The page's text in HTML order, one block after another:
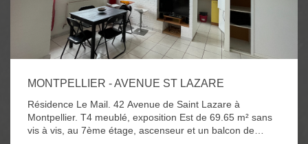
MONTPELLIER - AVENUE ST LAZARE
Résidence Le Mail. 42 Avenue de Saint Lazare à
Montpellier. T4 meublé, exposition Est de 69.65 m² sans
vis à vis, au 7ème étage, ascenseur et un balcon de